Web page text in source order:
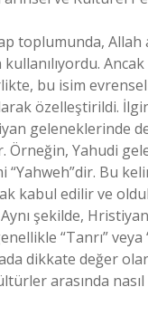
toplumunda, Allah
Ancak
bu isim
özelleştirildi.
geleneklerinde
Örneğin, Yahudi
“Yahweh”dir. Bu
kabul edilir ve
şekilde,
“Tanrı”
dikkate değer
arasında